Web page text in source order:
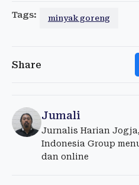
Tags: minyak goreng
Share
Jumali
Jurnalis Harian
Indonesia Group
dan online